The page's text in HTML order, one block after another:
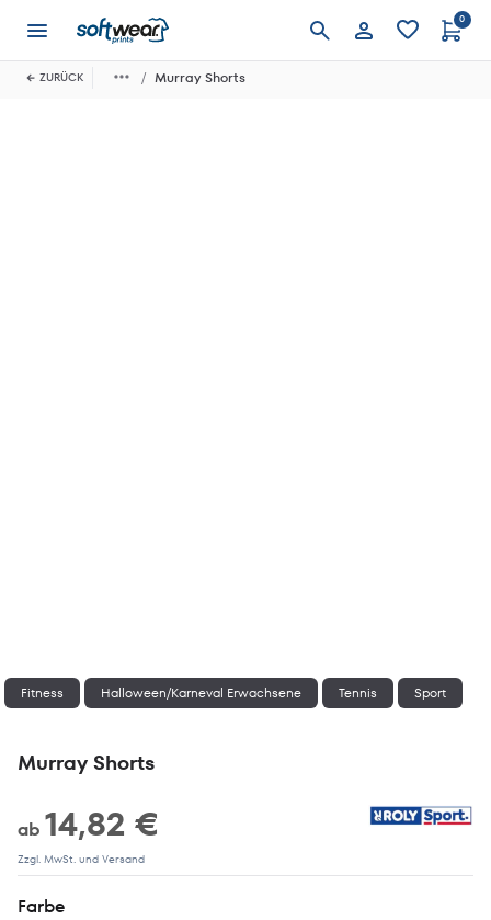
Anmelden
0
ZURÜCK Murray Shorts
Fitness Halloween/Karneval Erwachsene Tennis Sport
Murray Shorts
ab 14,82 €
Zzgl. MwSt. und Versand
Farbe